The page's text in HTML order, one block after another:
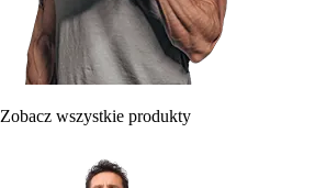
Zobacz wszystkie produkty